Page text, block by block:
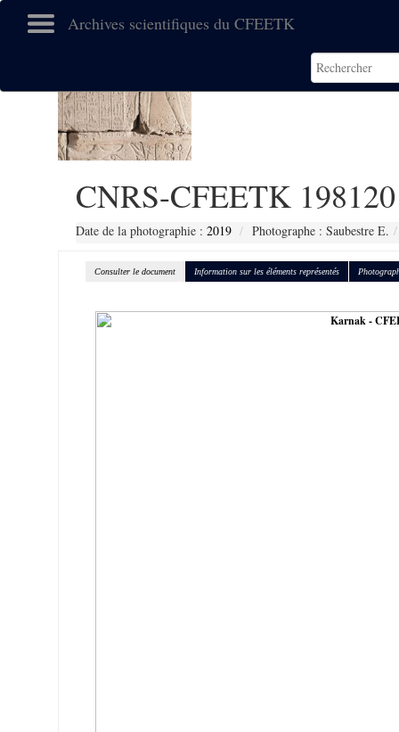
Archives scientifiques du CFEETK
CNRS-CFEETK 198120
Date de la photographie : 2019 Photographe : Saubestre E.
Consulter le document Information sur les éléments représentés